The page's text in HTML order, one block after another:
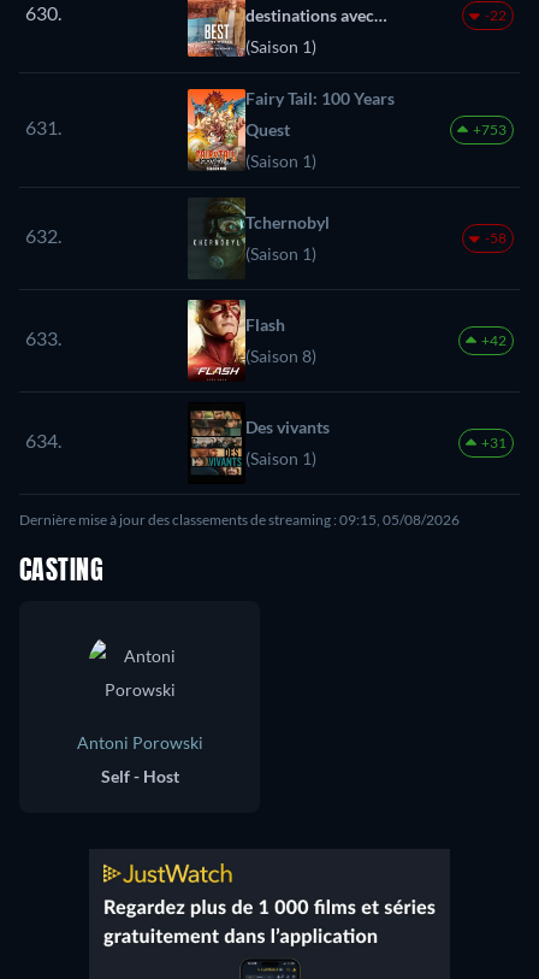
630.
destinations avec
Antoni Porowski
(Saison 1)
-22
631.
Fairy Tail: 100 Years
Quest
(Saison 1)
+753
632.
Tchernobyl
(Saison 1)
-58
633.
Flash
(Saison 8)
+42
634.
Des vivants
(Saison 1)
+31
Dernière mise à jour des classements de streaming : 09:15, 05/08/2026
CASTING
Antoni Porowski
Self - Host